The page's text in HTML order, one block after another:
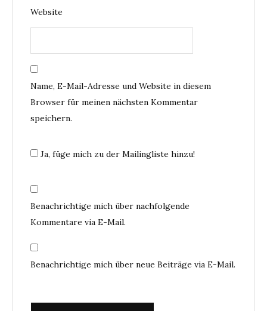
Website
Name, E-Mail-Adresse und Website in diesem
Browser für meinen nächsten Kommentar
speichern.
Ja, füge mich zu der Mailingliste hinzu!
Benachrichtige mich über nachfolgende
Kommentare via E-Mail.
Benachrichtige mich über neue Beiträge via E-Mail.